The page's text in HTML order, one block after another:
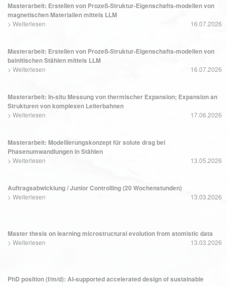
Masterarbeit: Erstellen von Prozeß-Struktur-Eigenschafts-modellen von
magnetischen Materialien mittels LLM
> Weiterlesen 16.07.2026
Masterarbeit: Erstellen von Prozeß-Struktur-Eigenschafts-modellen von
bainitischen Stählen mittels LLM
> Weiterlesen 16.07.2026
Masterarbeit: In-situ Messung von thermischer Expansion; Expansion an
Strukturen von komplexen Leiterbahnen
> Weiterlesen 17.06.2026
Masterarbeit: Modellierungskonzept für solute drag bei
Phasenumwandlungen in Stählen
> Weiterlesen 13.05.2026
Auftragsabwicklung / Junior Controlling (20 Wochenstunden)
> Weiterlesen 13.03.2026
Master thesis on learning microstructural evolution from atomistic data
> Weiterlesen 13.03.2026
PhD position (f/m/d): AI-supported accelerated design of sustainable